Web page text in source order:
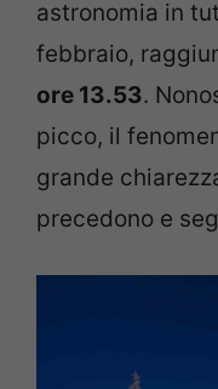
astronomia in
febbraio,
ore 13.53.
picco, il
grande
precedono e